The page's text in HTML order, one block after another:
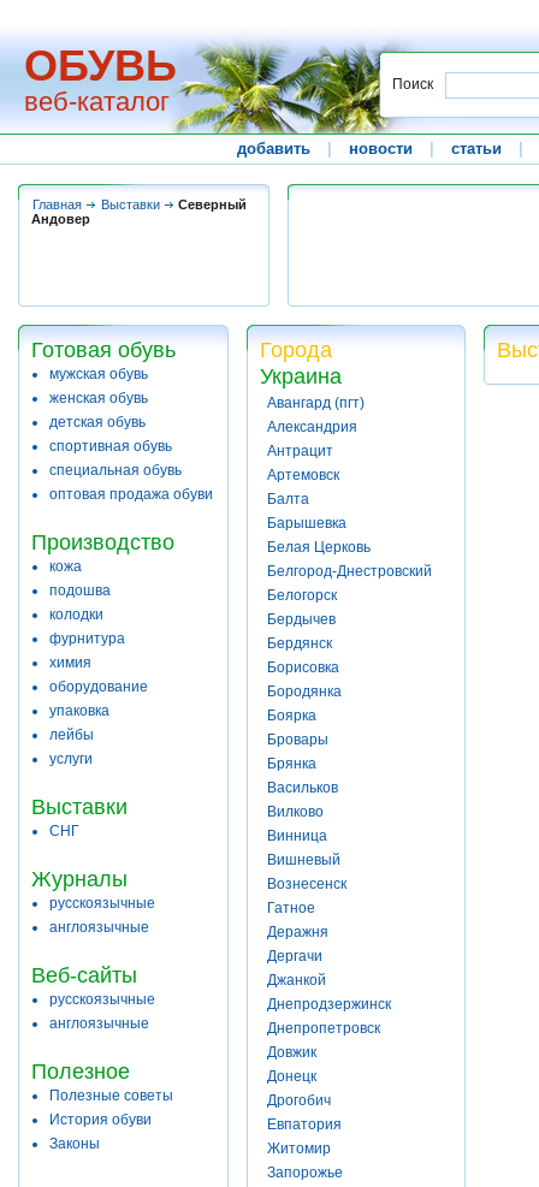
ОБУВЬ
веб-каталог
Поиск
добавить новости статьи
Главная Выставки
Северный
Андовер
Готовая обувь
мужская обувь
женская обувь
детская обувь
спортивная обувь
специальная обувь
оптовая продажа обуви
Производство
кожа
подошва
колодки
фурнитура
химия
оборудование
упаковка
лейбы
услуги
Выставки
СНГ
Журналы
русскоязычные
англоязычные
Веб-сайты
русскоязычные
англоязычные
Полезное
Полезные советы
История обуви
Законы
Города
Украина
Авангард (пгт)
Александрия
Антрацит
Артемовск
Балта
Барышевка
Белая Церковь
Белгород-Днестровский
Белогорск
Бердычев
Бердянск
Борисовка
Бородянка
Боярка
Бровары
Брянка
Васильков
Вилково
Винница
Вишневый
Вознесенск
Гатное
Деражня
Дергачи
Джанкой
Днепродзержинск
Днепропетровск
Довжик
Донецк
Дрогобич
Евпатория
Житомир
Запорожье